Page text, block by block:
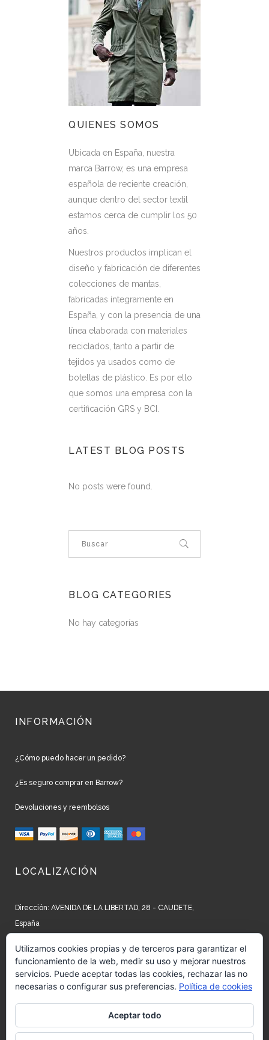
QUIENES SOMOS
Ubicada en España, nuestra
marca Barrow, es una empresa
española de reciente creación,
aunque dentro del sector textil
estamos cerca de cumplir los 50
años.
Nuestros productos implican el
diseño y fabricación de diferentes
colecciones de mantas,
fabricadas íntegramente en
España, y con la presencia de una
línea elaborada con materiales
reciclados, tanto a partir de
tejidos ya usados como de
botellas de plástico. Es por ello
que somos una empresa con la
certificación GRS y BCI.
LATEST BLOG POSTS
No posts were found.
BLOG CATEGORIES
No hay categorías
INFORMACIÓN
¿Cómo puedo hacer un pedido?
¿Es seguro comprar en Barrow?
Devoluciones y reembolsos
LOCALIZACIÓN
Dirección: AVENIDA DE LA LIBERTAD, 28 - CAUDETE,
España
Teléfono: +34 965 827 250
Email: info@barrow.es
REDES SOCIALES
Siguenos en:
Utilizamos cookies propias y de terceros para garantizar el
funcionamiento de la web, medir su uso y mejorar nuestros
servicios. Puede aceptar todas las cookies, rechazar las no
necesarias o configurar sus preferencias. Política de cookies
Aceptar todo